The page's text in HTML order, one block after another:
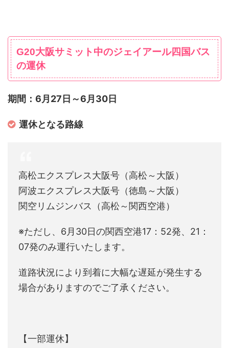
G20大阪サミット中のジェイアール四国バス
の運休
期間：6月27日～6月30日
運休となる路線
高松エクスプレス大阪号（高松～大阪）
阿波エクスプレス大阪号（徳島～大阪）
関空リムジンバス（高松～関西空港）
※ただし、6月30日の関西空港17：52発、21：
07発のみ運行いたします。
道路状況により到着に大幅な遅延が発生する
場合がありますのでご了承ください。
【一部運休】